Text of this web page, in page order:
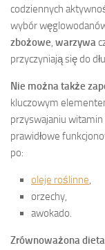
codziennych
wybór
zbożowe, warzywa
przyczyniają się do
Nie można także
kluczowym
przyswajaniu witamin
prawidłowe
po:
oleje roślinne,
orzechy,
awokado.
Zrównoważona